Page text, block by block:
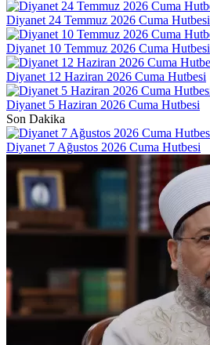
Diyanet 24 Temmuz 2026 Cuma Hutbesi
Diyanet 10 Temmuz 2026 Cuma Hutbesi
Diyanet 12 Haziran 2026 Cuma Hutbesi
Diyanet 5 Haziran 2026 Cuma Hutbesi
Son Dakika
Diyanet 7 Ağustos 2026 Cuma Hutbesi